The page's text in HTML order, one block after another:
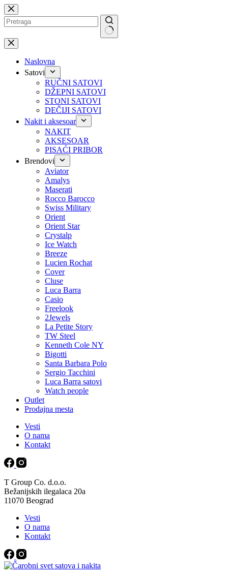
Preskoči
na
No
results
Naslovna
Satovi
RUČNI SATOVI
DŽEPNI SATOVI
STONI SATOVI
DEČIJI SATOVI
Nakit i aksesoar
NAKIT
AKSESOAR
PISAĆI PRIBOR
Brendovi
Aviator
Amalys
Maserati
Rocco Barocco
Swiss Military
Orient
Orient Star
Crystalp
Ice Watch
Breeze
Lucien Rochat
Cover
Cluse
Luca Barra
Casio
Freelook
2Jewels
La Petite Story
TW Steel
Kenneth Cole NY
Bigotti
Santa Barbara Polo
Sergio Tacchini
Luca Barra satovi
Watch people
Outlet
Prodajna mesta
Vesti
O nama
Kontakt
T Group Co. d.o.o.
Bežanijskih ilegalaca 20a
11070 Beograd
Vesti
O nama
Kontakt